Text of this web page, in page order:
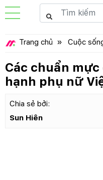
Trang chủ Cuộc
Các chuẩn
hạnh phụ nữ
Chia sẻ bởi:
Sun Hiên